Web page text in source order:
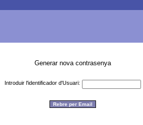
Generar nova contrasenya
Introduir l'identificador d'Usuari: